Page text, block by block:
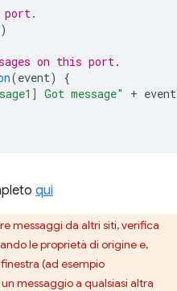
port.
)
on this port.
(event)
{
Got message" + event
qui
messaggi da altri siti, verifica
le proprietà di origine e,
(ad esempio
messaggio a qualsiasi altra